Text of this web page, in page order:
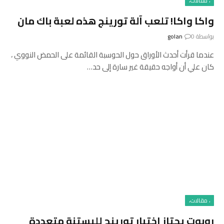
واكا واكا! تلعب آلة تورينج هذه لعبة باك مان
بواسطة golan 0
عندما قرأت أحدث الأوراق حول الحوسبة القائمة على الحمض النووي ،
كان علي أن أواجه حقيقة غير سارة إلى حد…
، مقالات،